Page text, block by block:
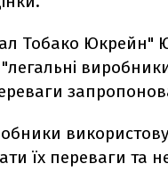
Тобако Юкрейн"
їх переваги та